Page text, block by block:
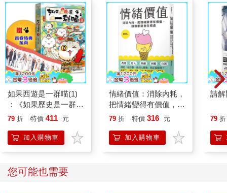
如果西遊是一群喵(1)
：《如果歷史是一群
喵》作者最新力作，附
79 折 特價 411 元
加入購物車
情緒價值：消除內耗，
把情緒變得有價值，跟
誰都能自在相處
79 折 特價 316 元
加入購物車
請解
79 折
您可能也需要